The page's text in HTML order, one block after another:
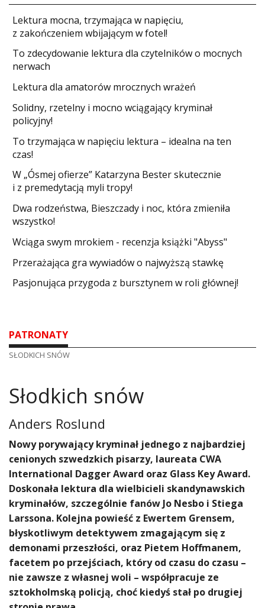
​Lektura mocna, trzymająca w napięciu,
z zakończeniem wbijającym w fotel!
​To zdecydowanie lektura dla czytelników o mocnych
nerwach
Lektura dla amatorów mrocznych wrażeń
Solidny, rzetelny i mocno wciągający kryminał
policyjny!
​To trzymająca w napięciu lektura – idealna na ten
czas!
W „Ósmej ofierze” Katarzyna Bester skutecznie
i z premedytacją myli tropy!
Dwa rodzeństwa, Bieszczady i noc, która zmieniła
wszystko!
Wciąga swym mrokiem - recenzja książki "Abyss"
​Przerażająca gra wywiadów o najwyższą stawkę
Pasjonująca przygoda z bursztynem w roli głównej!
PATRONATY
SŁODKICH SNÓW
Słodkich snów
Anders Roslund
Nowy porywający kryminał jednego z najbardziej
cenionych szwedzkich pisarzy, laureata CWA
International Dagger Award oraz Glass Key Award.
Doskonała lektura dla wielbicieli skandynawskich
kryminałów, szczególnie fanów Jo Nesbo i Stiega
Larssona. Kolejna powieść z Ewertem Grensem,
błyskotliwym detektywem zmagającym się z
demonami przeszłości, oraz Pietem Hoffmanem,
facetem po przejściach, który od czasu do czasu –
nie zawsze z własnej woli – współpracuje ze
sztokholmską policją, choć kiedyś stał po drugiej